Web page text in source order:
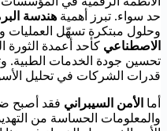
حد سواء. تبرز أهمية هندسة
وحلول مبتكرة تسهّل العمليات
الاصطناعي كأحد أعمدة الثورة
تحسين جودة الخدمات الطبية.
قدرات الشركات في تحليل
أما الأمن السيبراني فقد أصبح
والمعلومات الحساسة من